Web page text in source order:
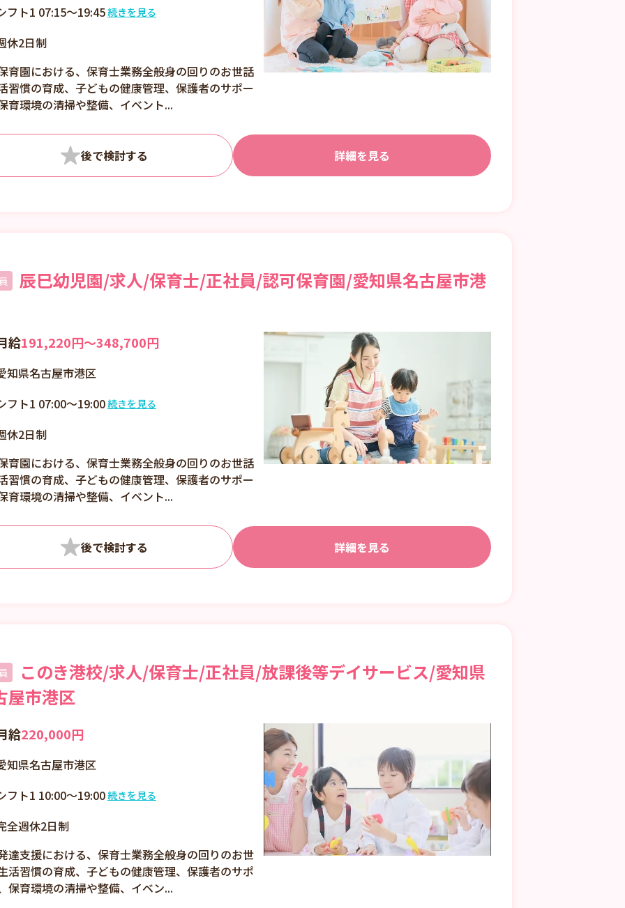
フト1 07:15～19:45
15 ～ 19：45 内
、実働 8h・休憩 1h
3日から相談可
続きを見る
休2日制
育園における、保育士業務全般身の回りのお世話
習慣の育成、子どもの健康管理、保護者のサポー
育環境の清掃や整備、イベント...
詳細を見る
辰巳幼児園/求人/保育士/正社員/認可保育園/愛知県名古屋市港
給191,220円〜348,700円
知県名古屋市港区
フト1 07:00～19:00
間8時間
フト制
続きを見る
休2日制
育園における、保育士業務全般身の回りのお世話
習慣の育成、子どもの健康管理、保護者のサポー
育環境の清掃や整備、イベント...
詳細を見る
このき港校/求人/保育士/正社員/放課後等デイサービス/愛知県
屋市港区
給220,000円
知県名古屋市港区
フト1 10:00～19:00
） 2）9:00～18:00
土曜・学校休校日）
憩時間：60分
続きを見る
全週休2日制
達支援における、保育士業務全般身の回りのお世
活習慣の育成、子どもの健康管理、保護者のサポ
保育環境の清掃や整備、イベン...